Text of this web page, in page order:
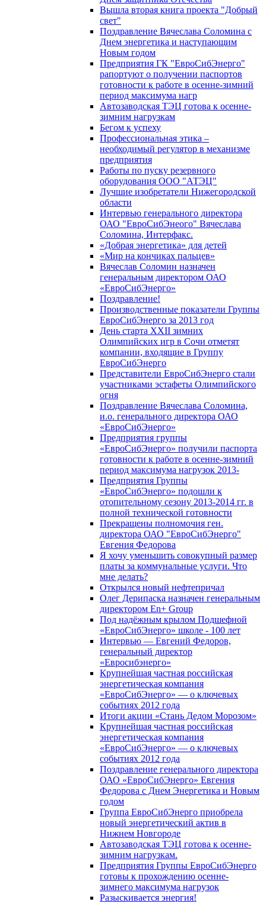
Вышла вторая книга проекта "Добрый
свет"
Поздравление Вячеслава Соломина с
Днем энергетика и наступающим
Новым годом
Предприятия ГК "ЕвроСибЭнерго"
рапортуют о получении паспортов
готовности к работе в осенне-зимний
период максимума нагр
Автозаводская ТЭЦ готова к осенне-
зимним нагрузкам
Бегом к успеху
Профессиональная этика –
необходимый регулятор в механизме
предприятия
Работы по пуску резервного
оборудования ООО "АТЭЦ"
Лучшие изобретатели Нижегородской
области
Интервью генерального директора
ОАО "ЕвроСибЭнеого" Вячеслава
Соломина, Интерфакс.
«Добрая энергетика» для детей
«Мир на кончиках пальцев»
Вячеслав Соломин назначен
генеральным директором ОАО
«ЕвроСибЭнерго»
Поздравление!
Производственные показатели Группы
ЕвроСибЭнерго за 2013 год
День старта XXII зимних
Олимпийских игр в Сочи отметят
компании, входящие в Группу
ЕвроСибЭнерго
Представители ЕвроСибЭнерго стали
участниками эстафеты Олимпийского
огня
Поздравление Вячеслава Соломина,
и.о. генерального директора ОАО
«ЕвроСибЭнерго»
Предприятия группы
«ЕвроСибЭнерго» получили паспорта
готовности к работе в осенне-зимний
период максимума нагрузок 2013-
Предприятия Группы
«ЕвроСибЭнерго» подошли к
отопительному сезону 2013-2014 гг. в
полной технической готовности
Прекращены полномочия ген.
директора ОАО "ЕвроСибЭнерго"
Евгения Федорова
Я хочу уменьшить совокупный размер
платы за коммунальные услуги. Что
мне делать?
Открылся новый нефтепричал
Олег Дерипаска назначен генеральным
директором En+ Group
Под надёжным крылом Подшефной
«ЕвроСибЭнерго» школе - 100 лет
Интервью — Евгений Федоров,
генеральный директор
«Евросибэнерго»
Крупнейшая частная российская
энергетическая компания
«ЕвроСибЭнерго» — о ключевых
событиях 2012 года
Итоги акции «Стань Дедом Морозом»
Крупнейшая частная российская
энергетическая компания
«ЕвроСибЭнерго» — о ключевых
событиях 2012 года
Поздравление генерального директора
ОАО «ЕвроСибЭнерго» Евгения
Федорова с Днем Энергетика и Новым
годом
Группа ЕвроСибЭнерго приобрела
новый энергетический актив в
Нижнем Новгороде
Автозаводская ТЭЦ готова к осенне-
зимним нагрузкам.
Предприятия Группы ЕвроСибЭнерго
готовы к прохождению осенне-
зимнего максимума нагрузок
Разыскивается энергия!